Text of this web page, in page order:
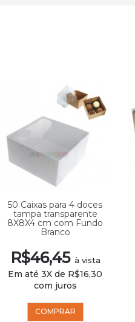
50 Caixas para 4 doces
tampa transparente
8X8X4 cm com Fundo
Branco
R$46,45 à vista
Em até 3X de R$16,30
com juros
COMPRAR